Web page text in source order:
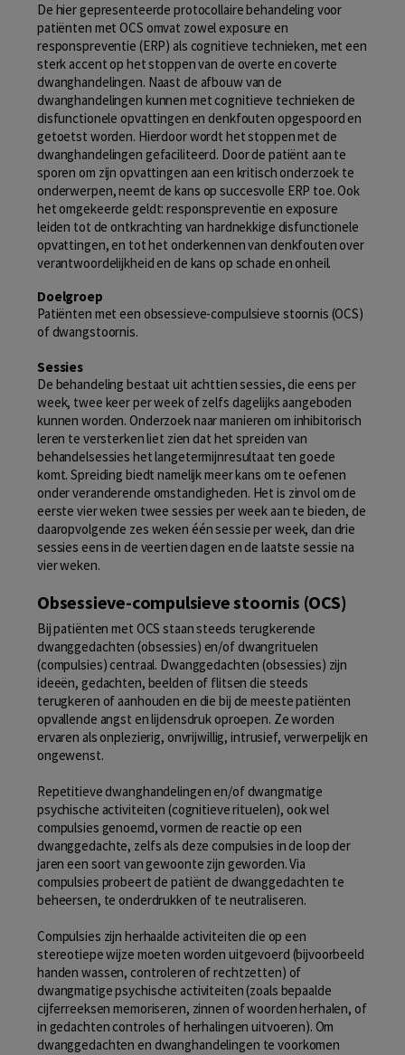
De hier gepresenteerde protocollaire behandeling voor
patiënten met OCS omvat zowel exposure en
responspreventie (ERP) als cognitieve technieken, met een
sterk accent op het stoppen van de overte en coverte
dwanghandelingen. Naast de afbouw van de
dwanghandelingen kunnen met cognitieve technieken de
disfunctionele opvattingen en denkfouten opgespoord en
getoetst worden. Hierdoor wordt het stoppen met de
dwanghandelingen gefaciliteerd. Door de patiënt aan te
sporen om zijn opvattingen aan een kritisch onderzoek te
onderwerpen, neemt de kans op succesvolle ERP toe. Ook
het omgekeerde geldt: responspreventie en exposure
leiden tot de ontkrachting van hardnekkige disfunctionele
opvattingen, en tot het onderkennen van denkfouten over
verantwoordelijkheid en de kans op schade en onheil.
Doelgroep
Patiënten met een obsessieve-compulsieve stoornis (OCS)
of dwangstoornis.
Sessies
De behandeling bestaat uit achttien sessies, die eens per
week, twee keer per week of zelfs dagelijks aangeboden
kunnen worden. Onderzoek naar manieren om inhibitorisch
leren te versterken liet zien dat het spreiden van
behandelsessies het langetermijnresultaat ten goede
komt. Spreiding biedt namelijk meer kans om te oefenen
onder veranderende omstandigheden. Het is zinvol om de
eerste vier weken twee sessies per week aan te bieden, de
daaropvolgende zes weken één sessie per week, dan drie
sessies eens in de veertien dagen en de laatste sessie na
vier weken.
Obsessieve-compulsieve stoornis (OCS)
Bij patiënten met OCS staan steeds terugkerende
dwanggedachten (obsessies) en/of dwangrituelen
(compulsies) centraal. Dwanggedachten (obsessies) zijn
ideeën, gedachten, beelden of flitsen die steeds
terugkeren of aanhouden en die bij de meeste patiënten
opvallende angst en lijdensdruk oproepen. Ze worden
ervaren als onplezierig, onvrijwillig, intrusief, verwerpelijk en
ongewenst.
Repetitieve dwanghandelingen en/of dwangmatige
psychische activiteiten (cognitieve rituelen), ook wel
compulsies genoemd, vormen de reactie op een
dwanggedachte, zelfs als deze compulsies in de loop der
jaren een soort van gewoonte zijn geworden. Via
compulsies probeert de patiënt de dwanggedachten te
beheersen, te onderdrukken of te neutraliseren.
Compulsies zijn herhaalde activiteiten die op een
stereotiepe wijze moeten worden uitgevoerd (bijvoorbeeld
handen wassen, controleren of rechtzetten) of
dwangmatige psychische activiteiten (zoals bepaalde
cijferreeksen memoriseren, zinnen of woorden herhalen, of
in gedachten controles of herhalingen uitvoeren). Om
dwanggedachten en dwanghandelingen te voorkomen